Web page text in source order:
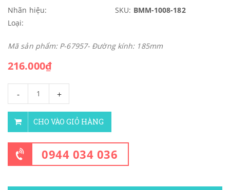
Nhãn hiệu: SKU: BMM-1008-182
Loại:
Mã sản phẩm: P-67957- Đường kính: 185mm
216.000₫
- +
CHO VÀO GIỎ HÀNG
0944 034 036